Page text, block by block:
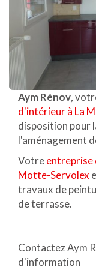
Aym Rénov,
d'intérieur à La
disposition pour
l'aménagement
Votreentreprise
Motte-Servolex
travaux de
de terrasse.
Contactez Aym
d'information